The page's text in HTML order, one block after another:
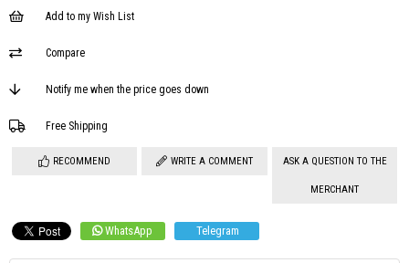
Add to my Wish List
Compare
Notify me when the price goes down
Free Shipping
RECOMMEND WRITE A COMMENT ASK A QUESTION TO THE
MERCHANT
WhatsApp Telegram